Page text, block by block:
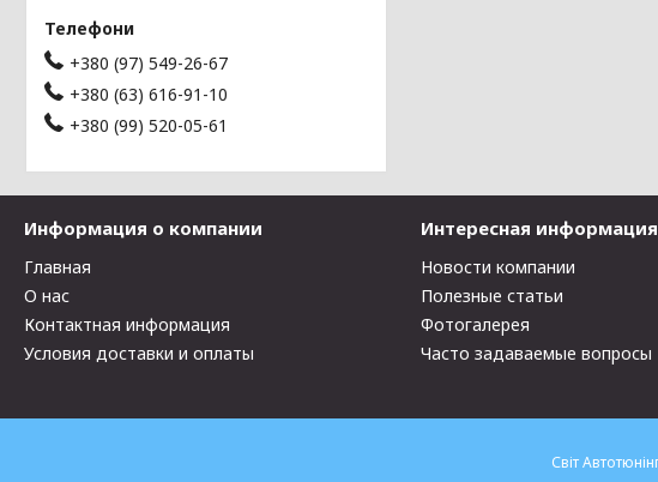
+380 (97) 549-26-67
+380 (63) 616-91-10
+380 (99) 520-05-61
Информация о компании
Главная
О нас
Контактная информация
Условия доставки и оплаты
Интересная информация
Новости компании
Полезные статьи
Фотогалерея
Часто задаваемые вопросы